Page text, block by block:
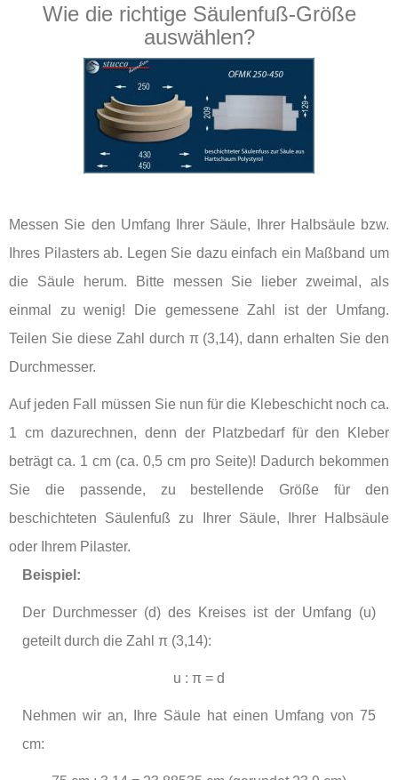
Wie die richtige Säulenfuß-Größe
auswählen?
Messen Sie den Umfang Ihrer Säule, Ihrer Halbsäule bzw.
Ihres Pilasters ab. Legen Sie dazu einfach ein Maßband um
die Säule herum. Bitte messen Sie lieber zweimal, als
einmal zu wenig! Die gemessene Zahl ist der Umfang.
Teilen Sie diese Zahl durch π (3,14), dann erhalten Sie den
Durchmesser.
Auf jeden Fall müssen Sie nun für die Klebeschicht noch ca.
1 cm dazurechnen, denn der Platzbedarf für den Kleber
beträgt ca. 1 cm (ca. 0,5 cm pro Seite)! Dadurch bekommen
Sie die passende, zu bestellende Größe für den
beschichteten Säulenfuß zu Ihrer Säule, Ihrer Halbsäule
oder Ihrem Pilaster.
Beispiel:
Der Durchmesser (d) des Kreises ist der Umfang (u)
geteilt durch die Zahl π (3,14):
u : π = d
Nehmen wir an, Ihre Säule hat einen Umfang von 75
cm: